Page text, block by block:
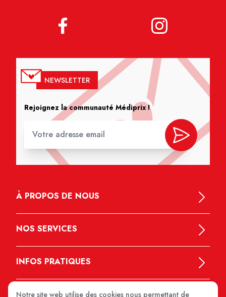
NEWSLETTER
Rejoignez la communauté Médiprix !
À PROPOS DE NOUS
NOS SERVICES
INFOS PRATIQUES
Notre site web utilise des cookies nous permettant de